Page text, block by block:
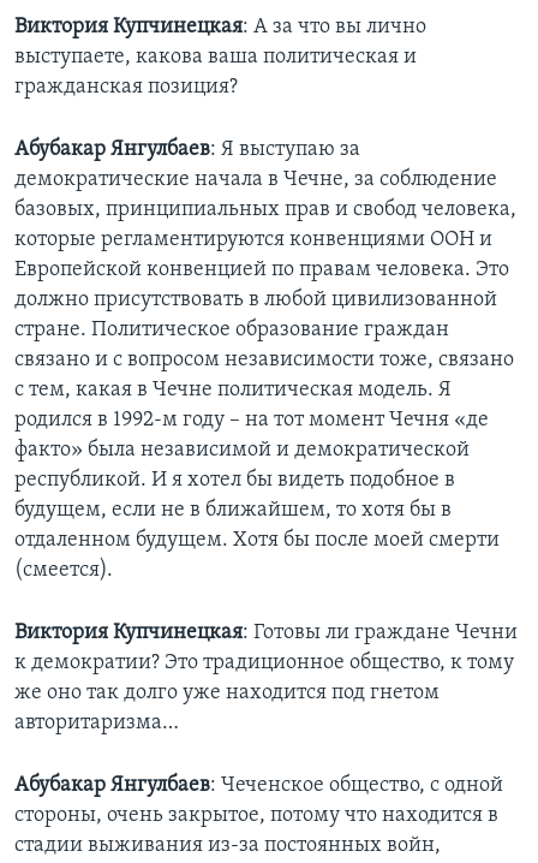
Виктория Купчинецкая: А за что вы лично
выступаете, какова ваша политическая и
гражданская позиция?
Абубакар Янгулбаев: Я выступаю за
демократические начала в Чечне, за соблюдение
базовых, принципиальных прав и свобод человека,
которые регламентируются конвенциями ООН и
Европейской конвенцией по правам человека. Это
должно присутствовать в любой цивилизованной
стране. Политическое образование граждан
связано и с вопросом независимости тоже, связано
с тем, какая в Чечне политическая модель. Я
родился в 1992-м году – на тот момент Чечня «де
факто» была независимой и демократической
республикой. И я хотел бы видеть подобное в
будущем, если не в ближайшем, то хотя бы в
отдаленном будущем. Хотя бы после моей смерти
(смеется).
Виктория Купчинецкая: Готовы ли граждане Чечни
к демократии? Это традиционное общество, к тому
же оно так долго уже находится под гнетом
авторитаризма…
Абубакар Янгулбаев: Чеченское общество, с одной
стороны, очень закрытое, потому что находится в
стадии выживания из-за постоянных войн,